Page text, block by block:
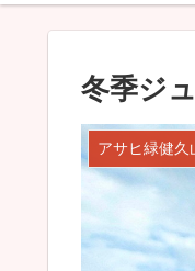
冬季ジ
アサヒ緑健久